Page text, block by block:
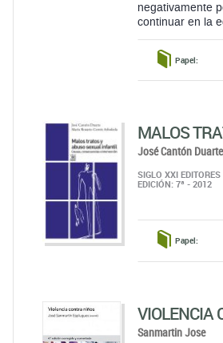
negativamente
continuar en la
Papel:
MALOS
José Cantón
SIGLO XXI EDITORES
EDICIÓN: 7ª - 2012
Papel:
VIOLENCIA
Sanmartin Jose